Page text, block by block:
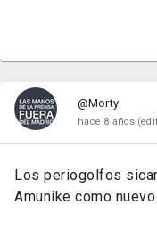
@Morty
hace 8 años
Los periogolfos
Amunike como